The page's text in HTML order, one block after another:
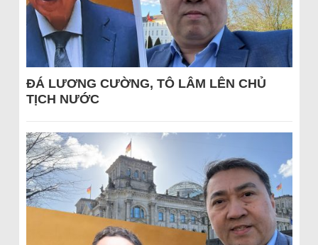
ĐÁ LƯƠNG CƯỜNG, TÔ LÂM LÊN CHỦ
TỊCH NƯỚC